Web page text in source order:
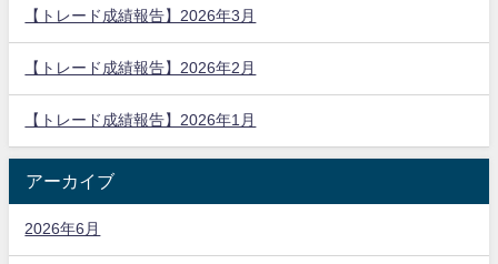
【トレード成績報告】2026年3月
【トレード成績報告】2026年2月
【トレード成績報告】2026年1月
アーカイブ
2026年6月